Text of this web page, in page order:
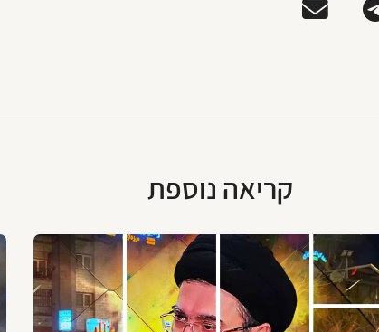
קריאה נוספת